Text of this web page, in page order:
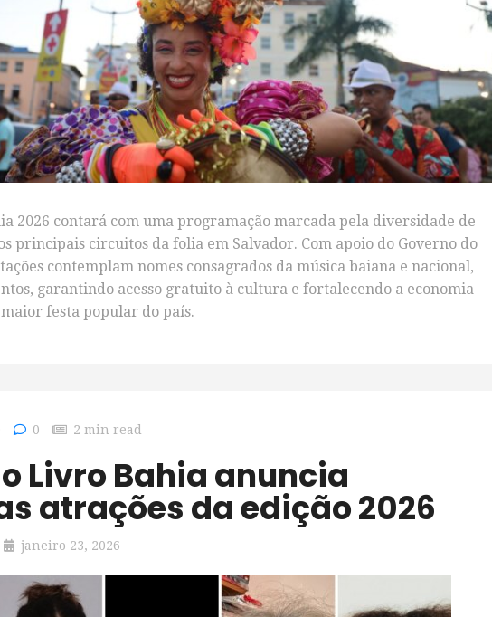
2026 contará com uma programação marcada pela diversidade de
principais circuitos da folia em Salvador. Com apoio do Governo do
contemplam nomes consagrados da música baiana e nacional,
garantindo acesso gratuito à cultura e fortalecendo a economia
festa popular do país.
0 2 min read
atrações da edição 2026
janeiro 23, 2026